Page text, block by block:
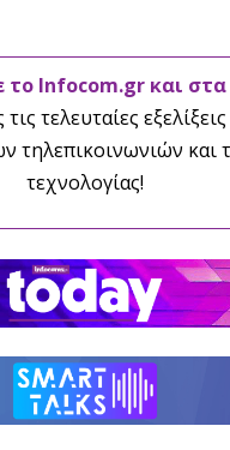
το Infocom.gr και στα
τις τελευταίες
τηλεπικοινωνιών και
τεχνολογίας!